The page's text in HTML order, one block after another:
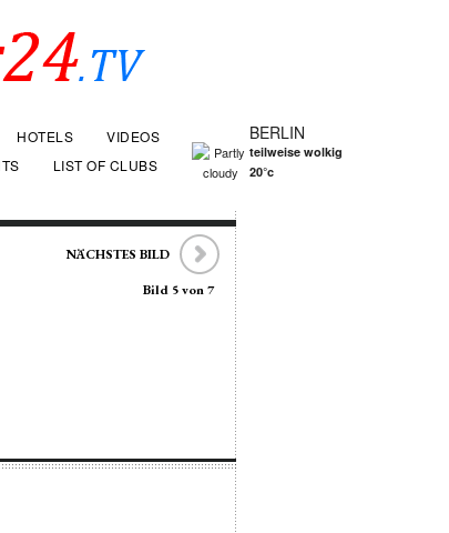
BERLIN
teilweise wolkig
20°c
HOTELS
VIDEOS
LIST OF CLUBS
NÄCHSTES BILD
Bild 5 von 7